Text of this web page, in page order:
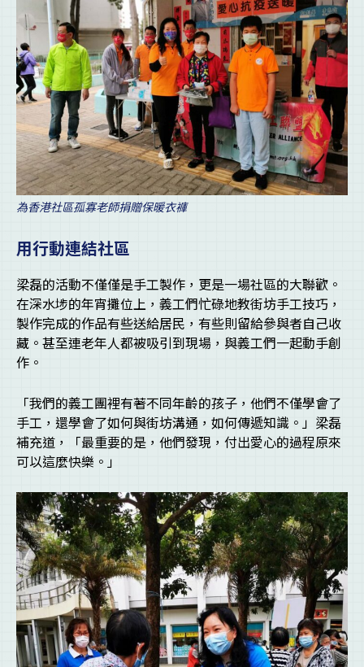
為香港社區孤寡老師捐贈保暖衣褲
用行動連結社區
梁磊的活動不僅僅是手工製作，更是一場社區的大聯歡。
在深水埗的年宵攤位上，義工們忙碌地教街坊手工技巧，
製作完成的作品有些送給居民，有些則留給參與者自己收
藏。甚至連老年人都被吸引到現場，與義工們一起動手創
作。
「我們的義工團裡有著不同年齡的孩子，他們不僅學會了
手工，還學會了如何與街坊溝通，如何傳遞知識。」梁磊
補充道，「最重要的是，他們發現，付出愛心的過程原來
可以這麼快樂。」